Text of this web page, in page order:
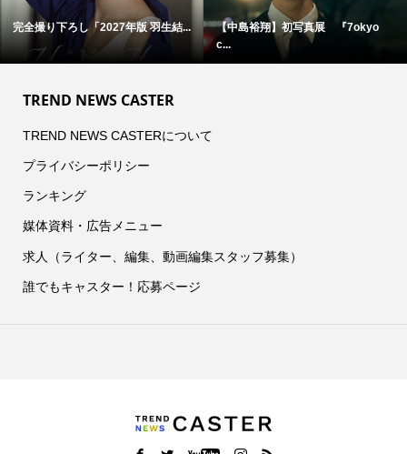
完全撮り下ろし「2027年版 羽生結...
【中島裕翔】初写真展 『7okyo
c...
TREND NEWS CASTER
TREND NEWS CASTERについて
プライバシーポリシー
ランキング
媒体資料・広告メニュー
求人（ライター、編集、動画編集スタッフ募集）
誰でもキャスター！応募ページ